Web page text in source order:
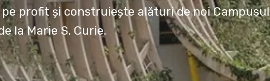
profit și construiește alături de noi Campusul
la Marie S. Curie.